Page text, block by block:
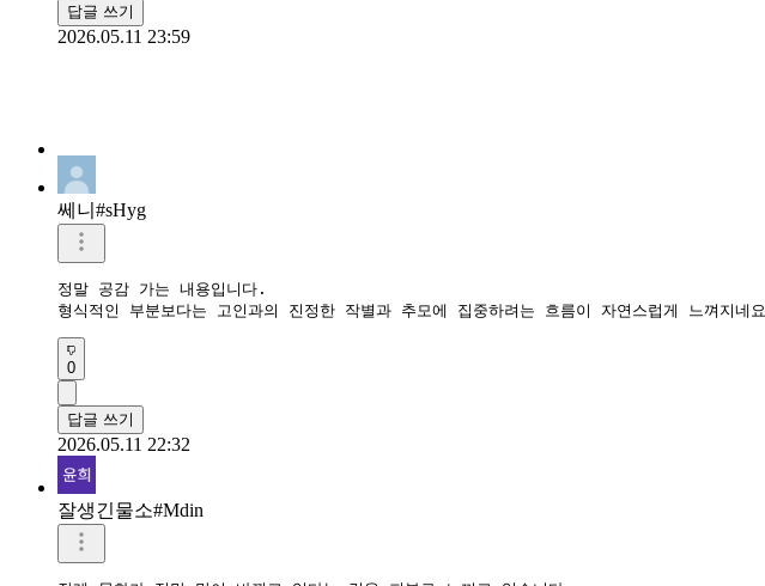
답글 쓰기
2026.05.11 23:59
쎄니#sHyg
정말 공감 가는 내용입니다.
형식적인 부분보다는 고인과의 진정한 작별과 추모에 집중하려는 흐름이 자연스럽게 느껴지네요
0
답글 쓰기
2026.05.11 22:32
잘생긴물소#Mdin